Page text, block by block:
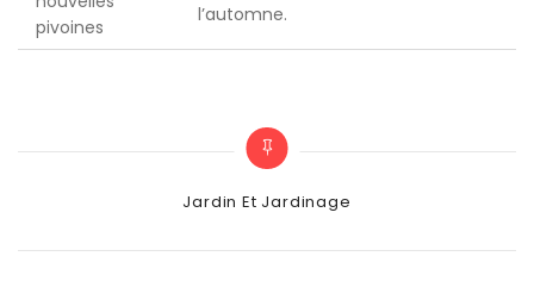
pivoines
l’automne.
Categories
Jardin Et Jardinage